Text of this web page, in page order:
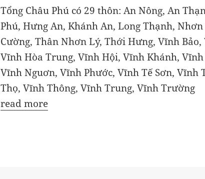
Tổng Châu Phú có 29 thôn: An Nông, An
Phú, Hưng An, Khánh An, Long Thạnh,
Cường, Thân Nhơn Lý, Thới Hưng, Vĩnh
Vĩnh Hòa Trung, Vĩnh Hội, Vĩnh Khánh,
Vĩnh Nguơn, Vĩnh Phước, Vĩnh Tế Sơn, Vĩnh
Thọ, Vĩnh Thông, Vĩnh Trung, Vĩnh Trường
read more